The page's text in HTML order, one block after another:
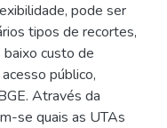
pode ser
tipos de recortes,
baixo custo de
público,
Através da
se quais as UTAs